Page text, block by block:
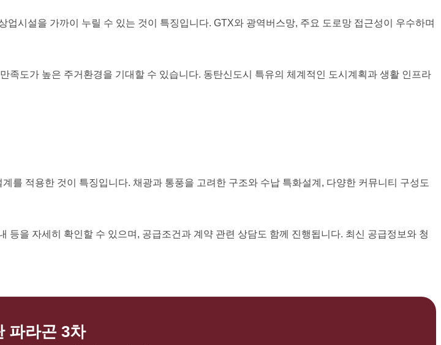
시설을 가까이 누릴 수 있는 것이 특징입니다. GTX와 광역버스망, 주요 도로망 접근성이 우수하며
도가 높은 주거환경을 기대할 수 있습니다. 동탄신도시 특유의 체계적인 도시계획과 생활 인프라
를 적용한 것이 특징입니다. 채광과 통풍을 고려한 구조와 수납 특화설계, 다양한 커뮤니티 구성도
을 자세히 확인할 수 있으며, 공급조건과 계약 관련 상담도 함께 진행됩니다. 최신 공급정보와 청
파라곤 3차